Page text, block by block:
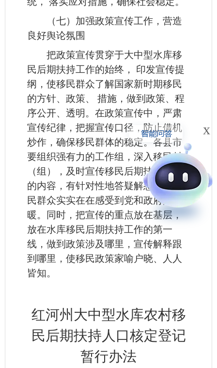
（七）加强政策宣传工作，营造
良好舆论氛围
把政策宣传贯穿于大中型水库移
民后期扶持工作的始终， 印发宣传提
纲，使移民群众了解国家新时期移民
的方针、政策、 措施，做到政策、程
序公开、透明。在政策宣传中，严肃
宣传纪律，把握宣传口径，防止借机
炒作，确保移民群体的稳定。各县市
要组织强有力的工作组，深入移民村
（组），及时宣传移民后期扶持政策
的内容，有针对性地答疑解惑，让移
民群众实实在在感受到党和政府的温
暖。同时，把宣传的重点放在基层，
放在水库移民后期扶持工作的第一
线，做到政策涉及哪里，宣传解释跟
到哪里，使移民政策家喻户晓、人人
皆知。
红河州大中型水库农村移
民后期扶持人口核定登记
暂行办法
x